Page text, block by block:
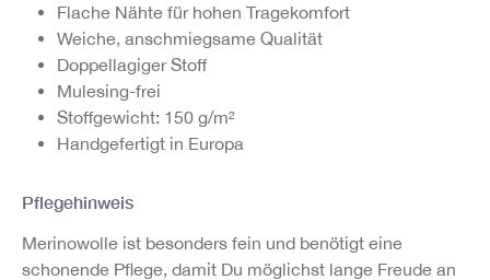
Flache Nähte für hohen Tragekomfort
Weiche, anschmiegsame Qualität
Doppellagiger Stoff
Mulesing-frei
Stoffgewicht: 150 g/m²
Handgefertigt in Europa
Pflegehinweis
Merinowolle ist besonders fein und benötigt eine
schonende Pflege, damit Du möglichst lange Freude an